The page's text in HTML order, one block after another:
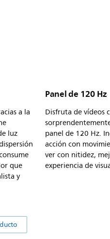
a la
luz
que
y
Panel de 120 Hz
Disfruta de vídeos
panel de 120 Hz.
acción con
ver con nitidez,
experiencia de